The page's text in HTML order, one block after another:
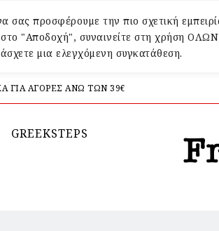
προσφέρουμε την πιο σχετική
"Αποδοχή", συναινείτε στη χρήση
μια ελεγχόμενη συγκατάθεση.
ΓΙΑ ΑΓΟΡΕΣ ΑΝΩ ΤΩΝ 39€
GREEKSTEPS